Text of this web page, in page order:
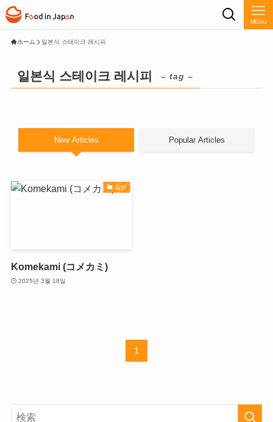
MENU
ホーム 일본식 스테이크 레시피
일본식 스테이크 레시피 – tag –
New Articles Popular Articles
일본
Komekami (コメカミ)
2025년 3월 18일
1